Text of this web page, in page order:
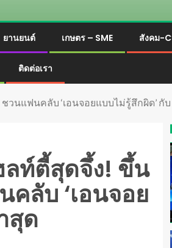
ยานยนต์ เกษตร – SME สังคม-
ติดต่อเรา
วนแฟนคลับ ‘เอนจอยแบบไม่รู้สึกผิด’ กั
ลท์ตี้สุดจึ้ง! ขึ้น
คลับ ‘เอนจอย
สุด